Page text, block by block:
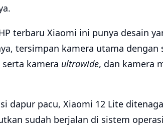
terbaru Xiaomi ini punya desain
tersimpan kamera utama dengan
kamera ultrawide, dan kamera
dapur pacu, Xiaomi 12 Lite
sudah berjalan di sistem